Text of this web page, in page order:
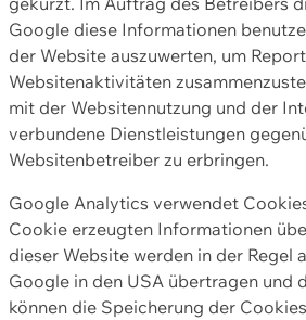
Google diese Informationen
der Website auszuwerten, um
Websitenaktivitäten
mit der Websitennutzung und der
verbundene Dienstleistungen
Websitenbetreiber zu erbringen.
Google Analytics verwendet
Cookie erzeugten Informationen
dieser Website werden in der Regel
Google in den USA übertragen und
können die Speicherung der